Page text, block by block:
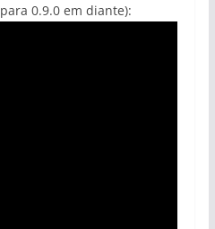
0.9.0 em diante):